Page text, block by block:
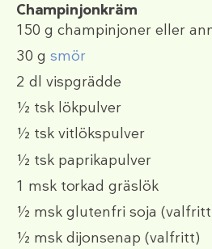
Champinjonkräm
150 g champinjoner eller
30 g smör
2 dl vispgrädde
½ tsk lökpulver
½ tsk vitlökspulver
½ tsk paprikapulver
1 msk torkad gräslök
½ msk glutenfri soja
½ msk dijonsenap (valfritt)